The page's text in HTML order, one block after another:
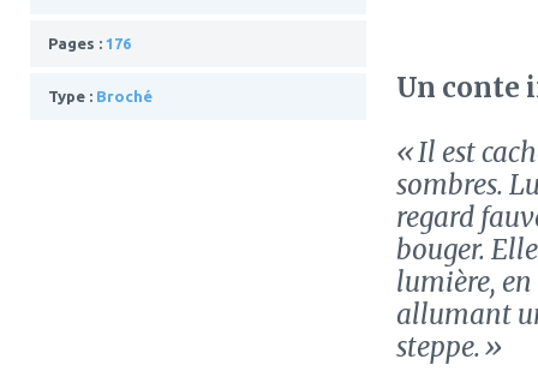
Pages : 176
Type : Broché
Un conte
« Il est
sombres.
regard
bouger.
lumière,
allumant
steppe. »